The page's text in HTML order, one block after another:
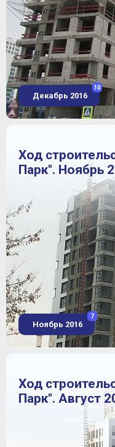
Декабрь 2016
10
Ход
Парк". Ноябрь
Ноябрь 2016
7
Ход
Парк". Август